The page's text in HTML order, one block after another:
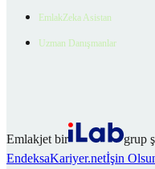
EmlakZeka Asistan
Uzman Danışmanlar
Emlakjet bir
grup
EndeksaKariyer.netİşin